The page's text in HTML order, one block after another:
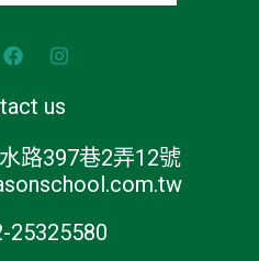
us
路397巷2弄12號
25325580